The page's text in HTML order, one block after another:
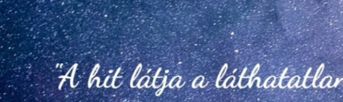
Skip
to
content